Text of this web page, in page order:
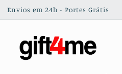
Envios em 24h - Portes Grátis